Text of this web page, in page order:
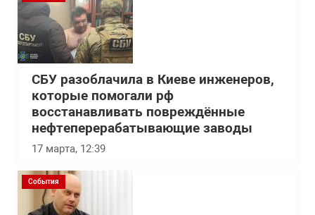
СБУ разоблачила в Киеве инженеров,
которые помогали рф
восстанавливать повреждённые
нефтеперерабатывающие заводы
17 марта, 12:39
События